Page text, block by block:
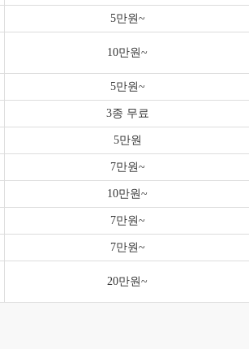
5만원~
10만원~
5만원~
3종 무료
5만원
7만원~
10만원~
7만원~
7만원~
20만원~